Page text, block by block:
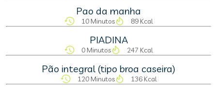
Pao da manha
10 Minutos 89 Kcal
PIADINA
0 Minutos 247 Kcal
Pão integral (tipo broa caseira)
120 Minutos 136 Kcal